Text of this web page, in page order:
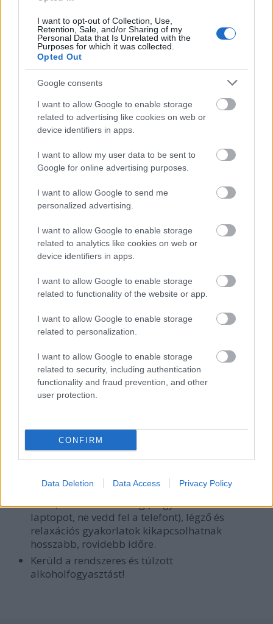
I want to opt-out of Collection, Use,
Retention, Sale, and/or Sharing of my
Personal Data that Is Unrelated with the
Purposes for which it was collected.
Opted Out
Google consents
I want to allow Google to enable storage
related to advertising like cookies on web or
device identifiers in apps.
I want to allow my user data to be sent to
Google for online advertising purposes.
I want to allow Google to send me
personalized advertising.
I want to allow Google to enable storage
related to analytics like cookies on web or
device identifiers in apps.
I want to allow Google to enable storage
related to functionality of the website or app.
I want to allow Google to enable storage
related to personalization.
I want to allow Google to enable storage
related to security, including authentication
functionality and fraud prevention, and other
user protection.
CONFIRM
Data Deletion Data Access Privacy Policy
Hogyan csökkentheted a vérnyomásod?
Először is a magas vérnyomás betegség, amellyel
orvoshoz kell fordulni, és be kell tartani az
elegendőek, vagyis a felírt gyógyszereket be kell
szedni! De ezek hatását segítheti, ha az alábbi
életmód-szabályokat is követed, hiszen így egy
irányba mutatnak a folyamatok. És ha nem vagy
beteg, meg is előzheted a magas vérnyomás
kialakulását!
A fentiekből következően helyes életmódra,
kiegyensúlyozott, ásványi anyagokban gazdag
természetes táplálkozásra kell törekedni!
Kerüld a zsíros és cukros ételeket, fogyassz
Ha dohányzol, ne várj tovább, szokj le!
Mozogj, mozogj, mozogj! Idősebb korban se
hagyd abba!
ne sózd meg a kész ételeket!)
Tanuld meg kezelni a stresszt! Tisztázd, hogy mi
váltja ki, próbáld meg elkerülni, és /vagy készülj
rá. Alakíts ki helyzeteket, amelyben el tudsz
lazulni. Ehhez segíthet a testmozgás is, de egy jó
alvás, valódi szabadság (hagyd otthon a
laptopot, ne vedd fel a telefont), légző és
relaxációs gyakorlatok kikapcsolhatnak
hosszabb, rövidebb időre.
Kerüld a rendszeres és túlzott
alkoholfogyasztást!